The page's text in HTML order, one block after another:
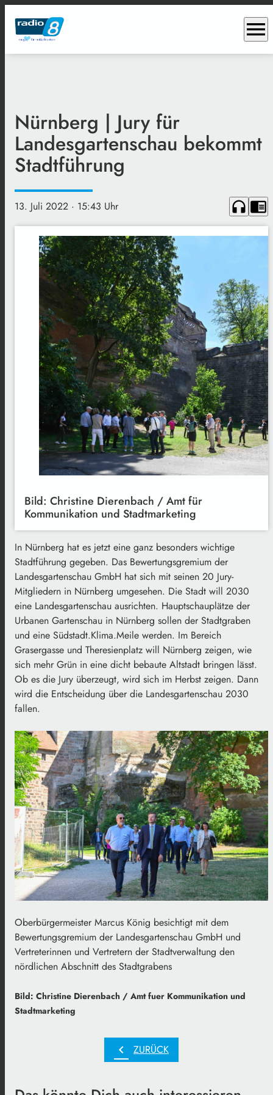
menu
Nürnberg | Jury für
Landesgartenschau bekommt
Stadtführung
13. Juli 2022 · 15:43 Uhr headphones chrome_reader_mode
Bild: Christine Dierenbach / Amt für
Kommunikation und Stadtmarketing
In Nürnberg hat es jetzt eine ganz besonders wichtige
Stadtführung gegeben. Das Bewertungsgremium der
Landesgartenschau GmbH hat sich mit seinen 20 Jury-
Mitgliedern in Nürnberg umgesehen. Die Stadt will 2030
eine Landesgartenschau ausrichten. Hauptschauplätze der
Urbanen Gartenschau in Nürnberg sollen der Stadtgraben
und eine Südstadt.Klima.Meile werden. Im Bereich
Grasergasse und Theresienplatz will Nürnberg zeigen, wie
sich mehr Grün in eine dicht bebaute Altstadt bringen lässt.
Ob es die Jury überzeugt, wird sich im Herbst zeigen. Dann
wird die Entscheidung über die Landesgartenschau 2030
fallen.
Oberbürgermeister Marcus König besichtigt mit dem
Bewertungsgremium der Landesgartenschau GmbH und
Vertreterinnen und Vertretern der Stadtverwaltung den
nördlichen Abschnitt des Stadtgrabens
Bild: Christine Dierenbach / Amt fuer Kommunikation und
Stadtmarketing
chevron_left ZURÜCK